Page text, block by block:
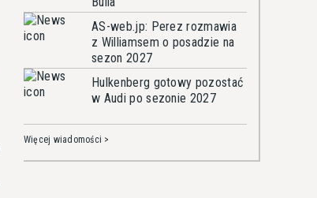
AS-web.jp: Perez rozmawia
z Williamsem o posadzie na
sezon 2027
Hulkenberg gotowy pozostać
w Audi po sezonie 2027
Więcej wiadomości >